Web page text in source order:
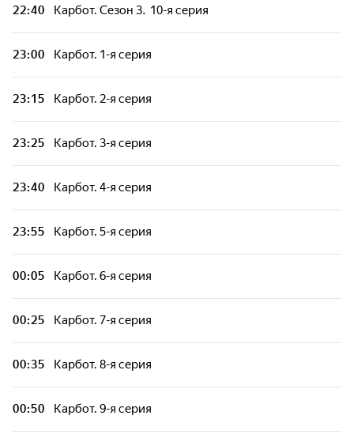
серия
Край Бебис Мэджик Тирс. Сезон 6. 10-я
лидер"
Патруль Дино. 8-я серия - "Выживший под
землёй!"
Тоботы. 28-я серия
Тоботы. 29-я серия
Тоботы. 30-я серия
Супер Крылья. Суперкоманда и мир
22:40 Карбот. Сезон 3. 10-я серия
23:00 Карбот. 1-я серия
23:15 Карбот. 2-я серия
23:25 Карбот. 3-я серия
23:40 Карбот. 4-я серия
23:55 Карбот. 5-я серия
00:05 Карбот. 6-я серия
00:25 Карбот. 7-я серия
00:35 Карбот. 8-я серия
00:50 Карбот. 9-я серия